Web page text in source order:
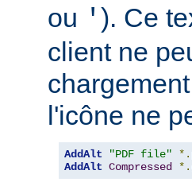
ou ' ). Ce
client ne
l'icône ne
AddAlt "PDF file" *.
AddAlt Compressed *.